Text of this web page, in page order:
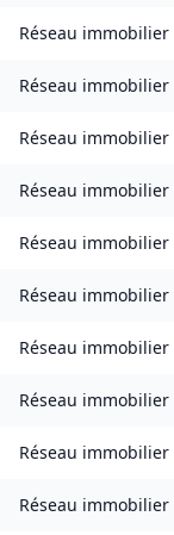
Réseau immobilier
Réseau immobilier
Réseau immobilier
Réseau immobilier
Réseau immobilier
Réseau immobilier
Réseau immobilier
Réseau immobilier
Réseau immobilier
Réseau immobilier